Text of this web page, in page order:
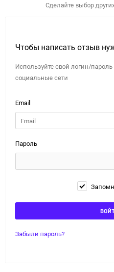
Сделайте выбор
Чтобы написать отзыв
Используйте свой логин/
социальные сети
Email
Пароль
Забыли пароль?